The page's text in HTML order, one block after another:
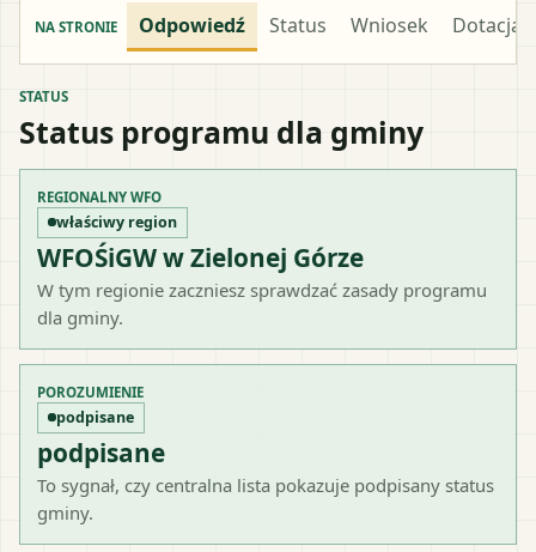
NA STRONIE Odpowiedź Status Wniosek Dotacja
STATUS
Status programu dla gminy
REGIONALNY WFO
właściwy region
WFOŚiGW w Zielonej Górze
W tym regionie zaczniesz sprawdzać zasady programu
dla gminy.
POROZUMIENIE
podpisane
podpisane
To sygnał, czy centralna lista pokazuje podpisany status
gminy.